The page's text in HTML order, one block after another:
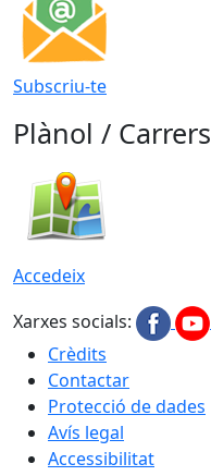
Subscriu-te
Plànol / Carrers
Accedeix
Xarxes socials:
Crèdits
Contactar
Protecció de dades
Avís legal
Accessibilitat